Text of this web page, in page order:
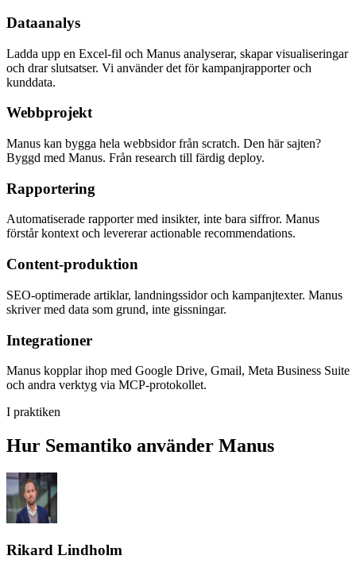
Dataanalys
Ladda upp en Excel-fil och Manus analyserar, skapar visualiseringar
och drar slutsatser. Vi använder det för kampanjrapporter och
kunddata.
Webbprojekt
Manus kan bygga hela webbsidor från scratch. Den här sajten?
Byggd med Manus. Från research till färdig deploy.
Rapportering
Automatiserade rapporter med insikter, inte bara siffror. Manus
förstår kontext och levererar actionable recommendations.
Content-produktion
SEO-optimerade artiklar, landningssidor och kampanjtexter. Manus
skriver med data som grund, inte gissningar.
Integrationer
Manus kopplar ihop med Google Drive, Gmail, Meta Business Suite
och andra verktyg via MCP-protokollet.
I praktiken
Hur Semantiko använder Manus
Rikard Lindholm